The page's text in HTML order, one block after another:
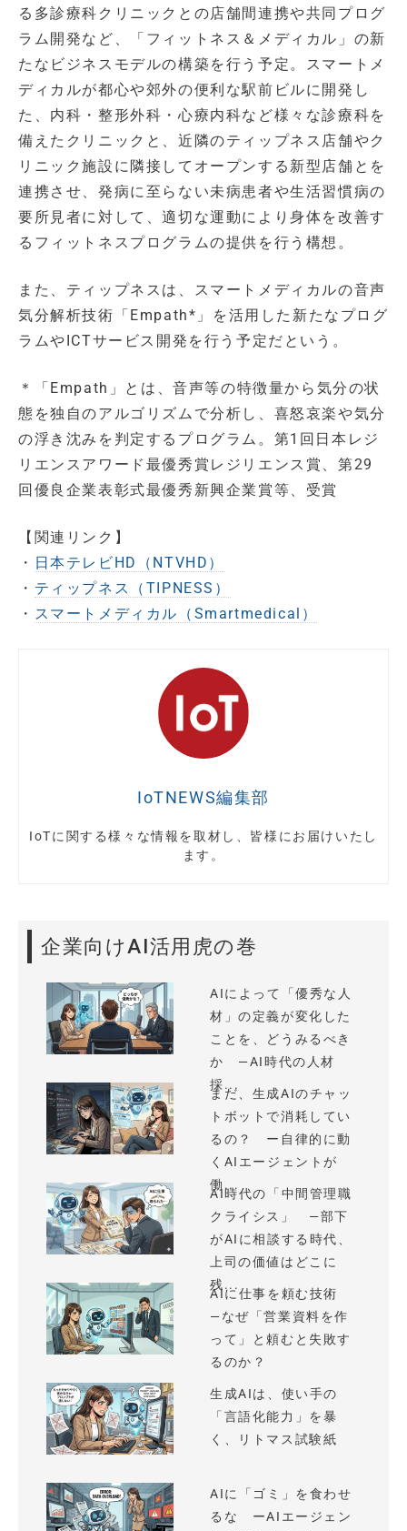
る多診療科クリニックとの店舗間連携や共同プログ
ラム開発など、「フィットネス＆メディカル」の新
たなビジネスモデルの構築を行う予定。スマートメ
ディカルが都心や郊外の便利な駅前ビルに開発し
た、内科・整形外科・心療内科など様々な診療科を
備えたクリニックと、近隣のティップネス店舗やク
リニック施設に隣接してオープンする新型店舗とを
連携させ、発病に至らない未病患者や生活習慣病の
要所見者に対して、適切な運動により身体を改善す
るフィットネスプログラムの提供を行う構想。
また、ティップネスは、スマートメディカルの音声
気分解析技術「Empath*」を活用した新たなプログ
ラムやICTサービス開発を行う予定だという。
＊「Empath」とは、音声等の特徴量から気分の状
態を独自のアルゴリズムで分析し、喜怒哀楽や気分
の浮き沈みを判定するプログラム。第1回日本レジ
リエンスアワード最優秀賞レジリエンス賞、第29
回優良企業表彰式最優秀新興企業賞等、受賞
【関連リンク】
・ 日本テレビHD（NTVHD）
・ ティップネス（TIPNESS）
・ スマートメディカル（Smartmedical）
IoTNEWS編集部
IoTに関する様々な情報を取材し、皆様にお届けいたし
ます。
企業向けAI活用虎の巻
AIによって「優秀な人
材」の定義が変化した
ことを、どうみるべき
か —AI時代の人材
採...
まだ、生成AIのチャッ
トボットで消耗してい
るの？ ー自律的に動
くAIエージェントが
働...
AI時代の「中間管理職
クライシス」 —部下
がAIに相談する時代、
上司の価値はどこに
残...
AIに仕事を頼む技術
—なぜ「営業資料を作
って」と頼むと失敗す
るのか？
生成AIは、使い手の
「言語化能力」を暴
く、リトマス試験紙
AIに「ゴミ」を食わせ
るな ーAIエージェン